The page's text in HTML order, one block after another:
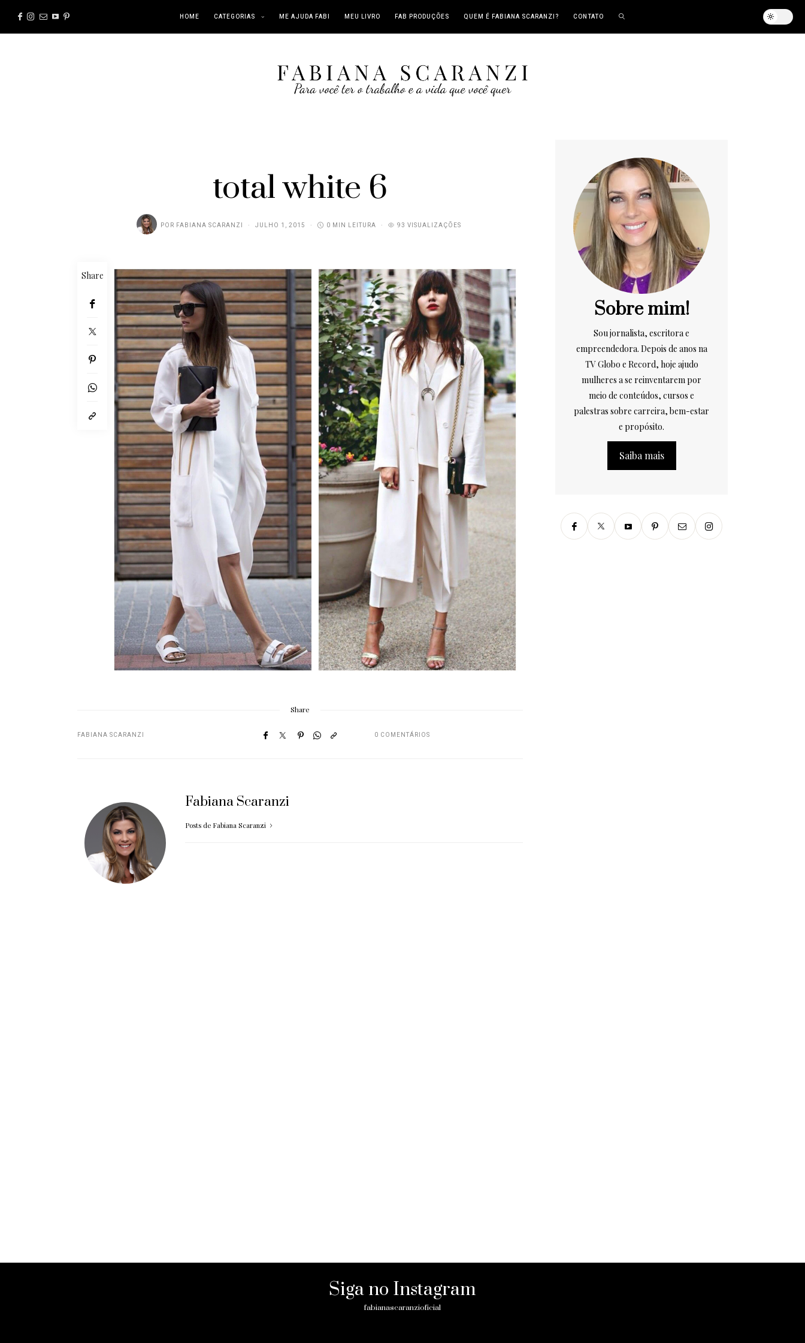
HOME CATEGORIAS ME AJUDA FABI MEU LIVRO FAB PRODUÇÕES QUEM É FABIANA SCARANZI? CONTATO
total white 6
POR FABIANA SCARANZI JULHO 1, 2015 0 MIN LEITURA 93 VISUALIZAÇÕES
Share
Share
FABIANA SCARANZI 0 COMENTÁRIOS
Fabiana Scaranzi
Posts de Fabiana Scaranzi
Sobre mim!
Sou jornalista, escritora e
empreendedora. Depois de anos na
TV Globo e Record, hoje ajudo
mulheres a se reinventarem por
meio de conteúdos, cursos e
palestras sobre carreira, bem-estar
e propósito.
Saiba mais
Siga no Instagram
fabianascaranzioficial